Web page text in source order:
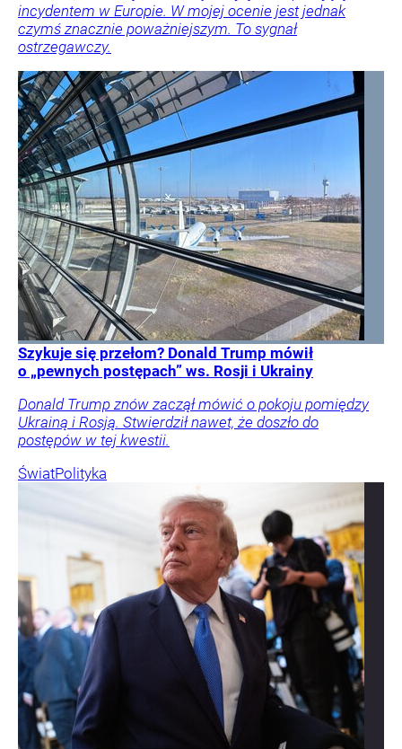
incydentem w Europie. W mojej ocenie jest jednak
czymś znacznie poważniejszym. To sygnał
ostrzegawczy.
Szykuje się przełom? Donald Trump mówił
o „pewnych postępach” ws. Rosji i Ukrainy
Donald Trump znów zaczął mówić o pokoju pomiędzy
Ukrainą i Rosją. Stwierdził nawet, że doszło do
postępów w tej kwestii.
ŚwiatPolityka